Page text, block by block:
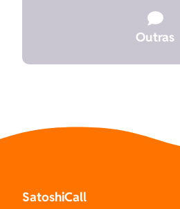

Outras
SatoshiCall